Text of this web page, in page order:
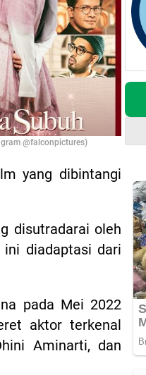
@falconpictures)
yang dibintangi
disutradarai oleh
diadaptasi dari
pada Mei 2022
aktor terkenal
Aminarti, dan